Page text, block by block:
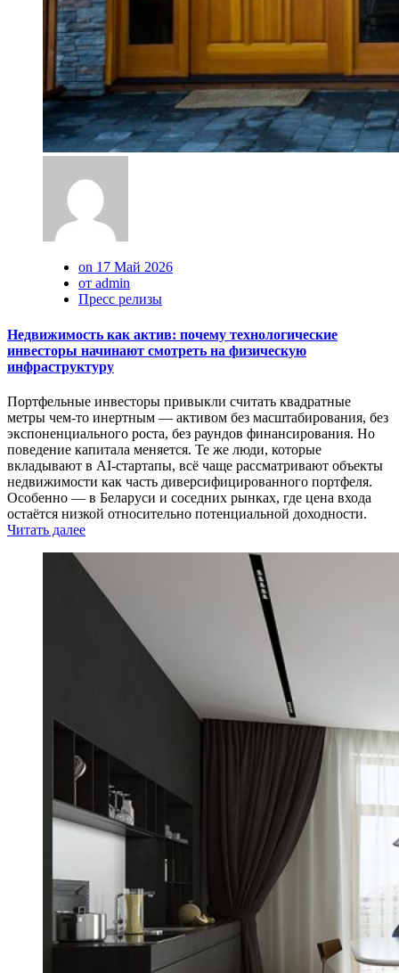
on 17 Май 2026
от admin
Пресс релизы
Недвижимость как актив: почему технологические
инвесторы начинают смотреть на физическую
инфраструктуру
Портфельные инвесторы привыкли считать квадратные
метры чем-то инертным — активом без масштабирования, без
экспоненциального роста, без раундов финансирования. Но
поведение капитала меняется. Те же люди, которые
вкладывают в AI-стартапы, всё чаще рассматривают объекты
недвижимости как часть диверсифицированного портфеля.
Особенно — в Беларуси и соседних рынках, где цена входа
остаётся низкой относительно потенциальной доходности.
Читать далее